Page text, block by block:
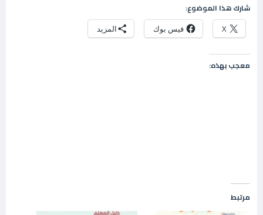
شارك هذا الموضوع:
X فيس بوك المزيد
معجب بهذه:
مرتبط